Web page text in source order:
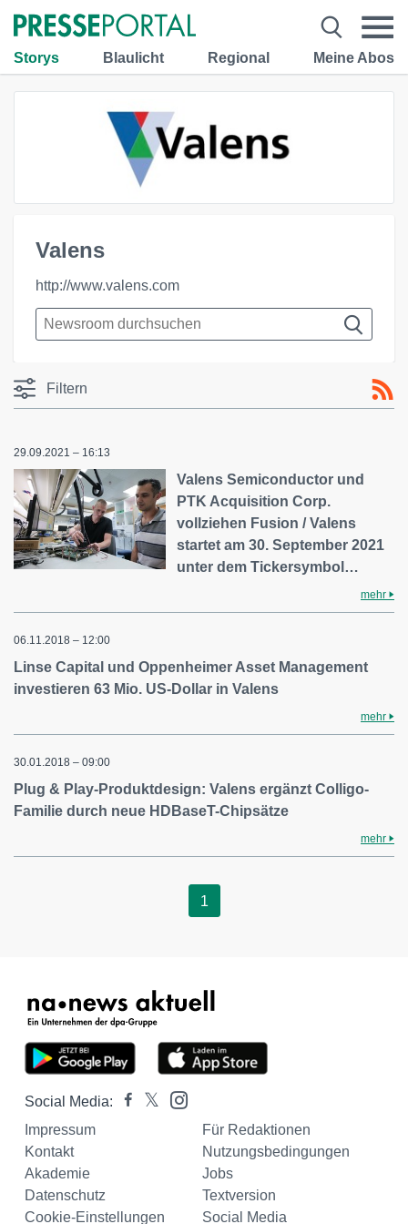
Storys Blaulicht Regional Meine Abos
Valens
http://www.valens.com
Filtern
29.09.2021 – 16:13
Valens Semiconductor und
PTK Acquisition Corp.
vollziehen Fusion / Valens
startet am 30. September 2021
unter dem Tickersymbol…
mehr
06.11.2018 – 12:00
Linse Capital und Oppenheimer Asset Management
investieren 63 Mio. US-Dollar in Valens
mehr
30.01.2018 – 09:00
Plug & Play-Produktdesign: Valens ergänzt Colligo-
Familie durch neue HDBaseT-Chipsätze
mehr
1
Social Media:
Impressum
Für Redaktionen
Kontakt
Nutzungsbedingungen
Akademie
Jobs
Datenschutz
Textversion
Cookie-Einstellungen
Social Media